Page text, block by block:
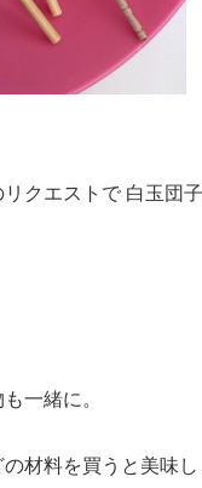
クエストで 白玉団
一緒に。
材料を買うと美味